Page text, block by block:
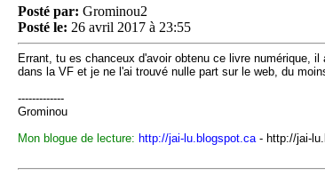
Posté par: Grominou2
Posté le: 26 avril 2017 à 23:55
Errant, tu es chanceux d'avoir obtenu ce livre numérique,
dans la VF et je ne l'ai trouvé nulle part sur le web, du
-------------
Grominou
Mon blogue de lecture: http://jai-lu.blogspot.ca- http://jai-